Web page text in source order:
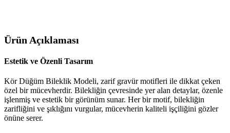
Ürün Açıklaması
Estetik ve Özenli Tasarım
Kör Düğüm Bileklik Modeli, zarif gravür motifleri ile dikkat çeken
özel bir mücevherdir. Bilekliğin çevresinde yer alan detaylar, özenle
işlenmiş ve estetik bir görünüm sunar. Her bir motif, bilekliğin
zarifliğini ve şıklığını vurgular, mücevherin kaliteli işçiliğini gözler
önüne serer.